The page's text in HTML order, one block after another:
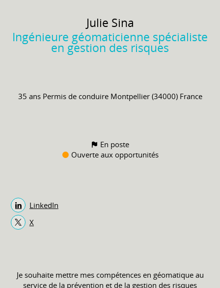
Julie Sina
Ingénieure géomaticienne spécialiste
en gestion des risques
35 ans Permis de conduire Montpellier (34000) France
En poste
Ouverte aux opportunités
LinkedIn
X
Je souhaite mettre mes compétences en géomatique au
service de la prévention et de la gestion des risques